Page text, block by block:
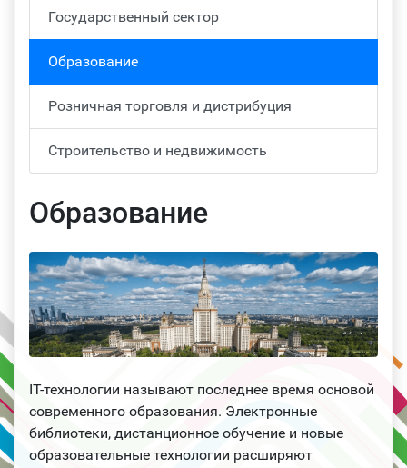
Государственный сектор
Образование
Розничная торговля и дистрибуция
Строительство и недвижимость
Образование
IT-технологии называют последнее время основой
современного образования. Электронные
библиотеки, дистанционное обучение и новые
образовательные технологии расширяют